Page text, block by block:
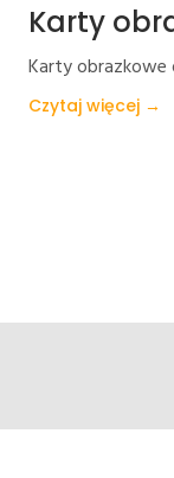
Karty
Karty
Czytaj więcej →